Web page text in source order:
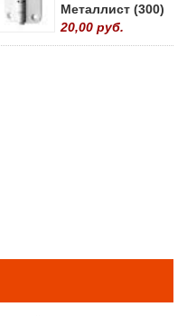
Металлист (300)
20,00 руб.